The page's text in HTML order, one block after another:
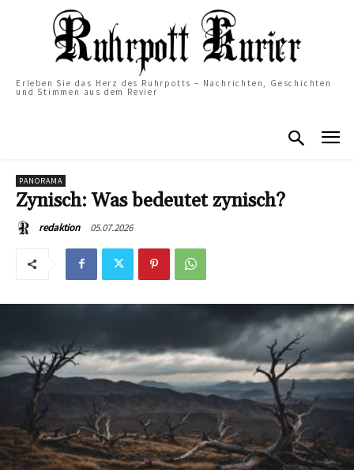
Erleben Sie das Herz des Ruhrpotts – Nachrichten, Geschichten
und Stimmen aus dem Revier
PANORAMA
Zynisch: Was bedeutet zynisch?
redaktion 05.07.2026